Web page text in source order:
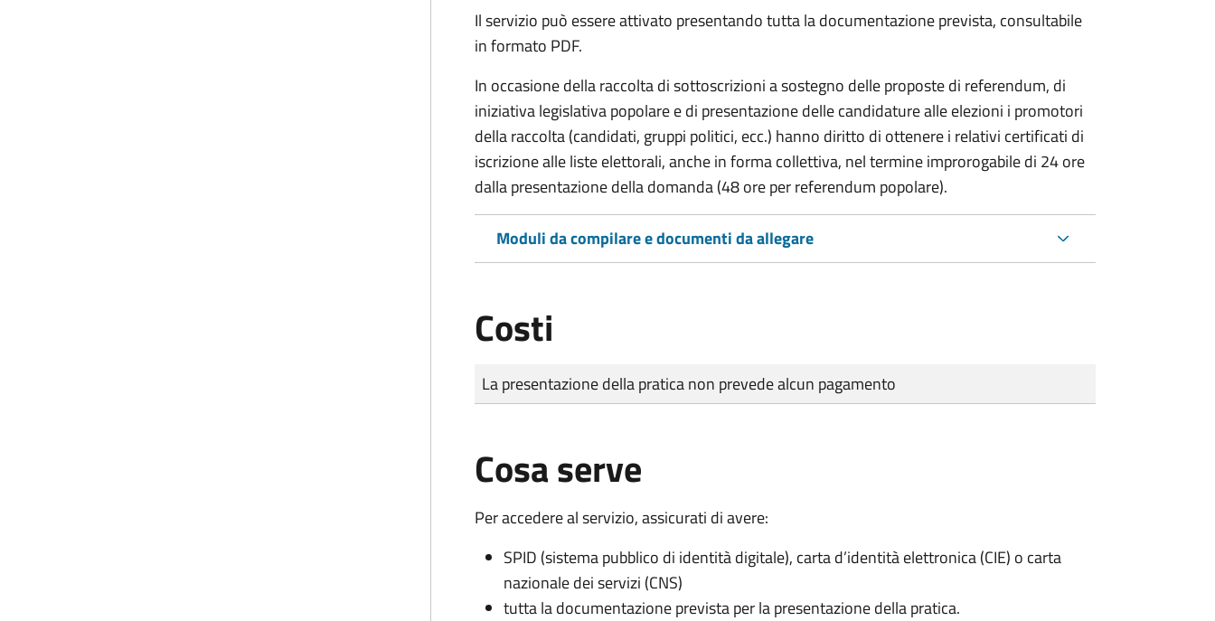
Il servizio può essere attivato presentando tutta la documentazione prevista, consultabile
in formato PDF.
In occasione della raccolta di sottoscrizioni a sostegno delle proposte di referendum, di
iniziativa legislativa popolare e di presentazione delle candidature alle elezioni i promotori
della raccolta (candidati, gruppi politici, ecc.) hanno diritto di ottenere i relativi certificati di
iscrizione alle liste elettorali, anche in forma collettiva, nel termine improrogabile di 24 ore
dalla presentazione della domanda (48 ore per referendum popolare).
Moduli da compilare e documenti da allegare
Costi
Tipo di pagamento
Importo
La presentazione della pratica non prevede alcun pagamento
Cosa serve
Per accedere al servizio, assicurati di avere:
SPID (sistema pubblico di identità digitale), carta d’identità elettronica (CIE) o carta
nazionale dei servizi (CNS)
tutta la documentazione prevista per la presentazione della pratica.